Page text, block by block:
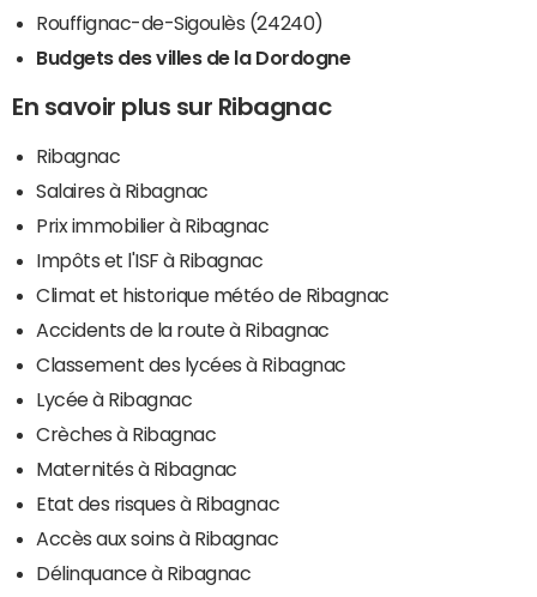
Rouffignac-de-Sigoulès (24240)
Budgets des villes de la Dordogne
En savoir plus sur Ribagnac
Ribagnac
Salaires à Ribagnac
Prix immobilier à Ribagnac
Impôts et l'ISF à Ribagnac
Climat et historique météo de Ribagnac
Accidents de la route à Ribagnac
Classement des lycées à Ribagnac
Lycée à Ribagnac
Crèches à Ribagnac
Maternités à Ribagnac
Etat des risques à Ribagnac
Accès aux soins à Ribagnac
Délinquance à Ribagnac